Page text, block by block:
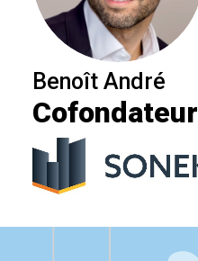
Benoît André
Cofondateur